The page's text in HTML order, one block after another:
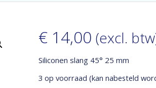
€14,00 (excl.
Siliconen slang 45° 25 mm
3 op voorraad (kan nabesteld